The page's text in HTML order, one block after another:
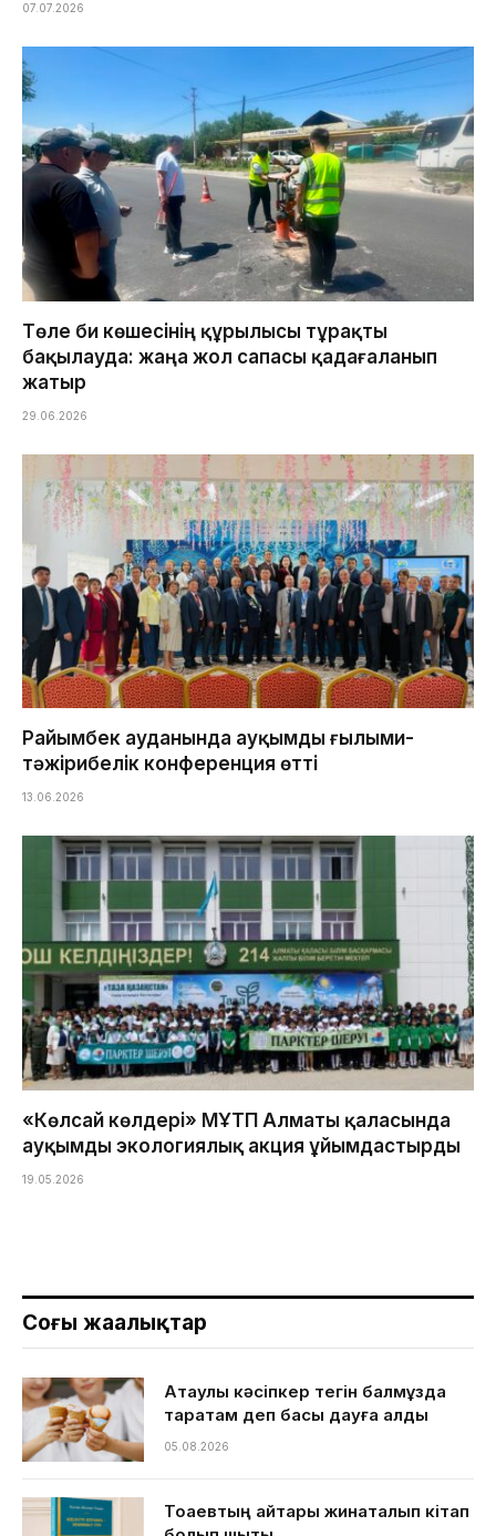
07.07.2026
Төле би көшесінің құрылысы тұрақты
бақылауда: жаңа жол сапасы қадағаланып
жатыр
29.06.2026
Райымбек ауданында ауқымды ғылыми-
тәжірибелік конференция өтті
13.06.2026
«Көлсай көлдері» МҰТП Алматы қаласында
ауқымды экологиялық акция ұйымдастырды
19.05.2026
Соңғы жаңалықтар
Ақтаулық кәсіпкер тегін балмұздақ
таратам деп басы дауға қалды
05.08.2026
Тоқаевтың айтқары жинақталып кітап